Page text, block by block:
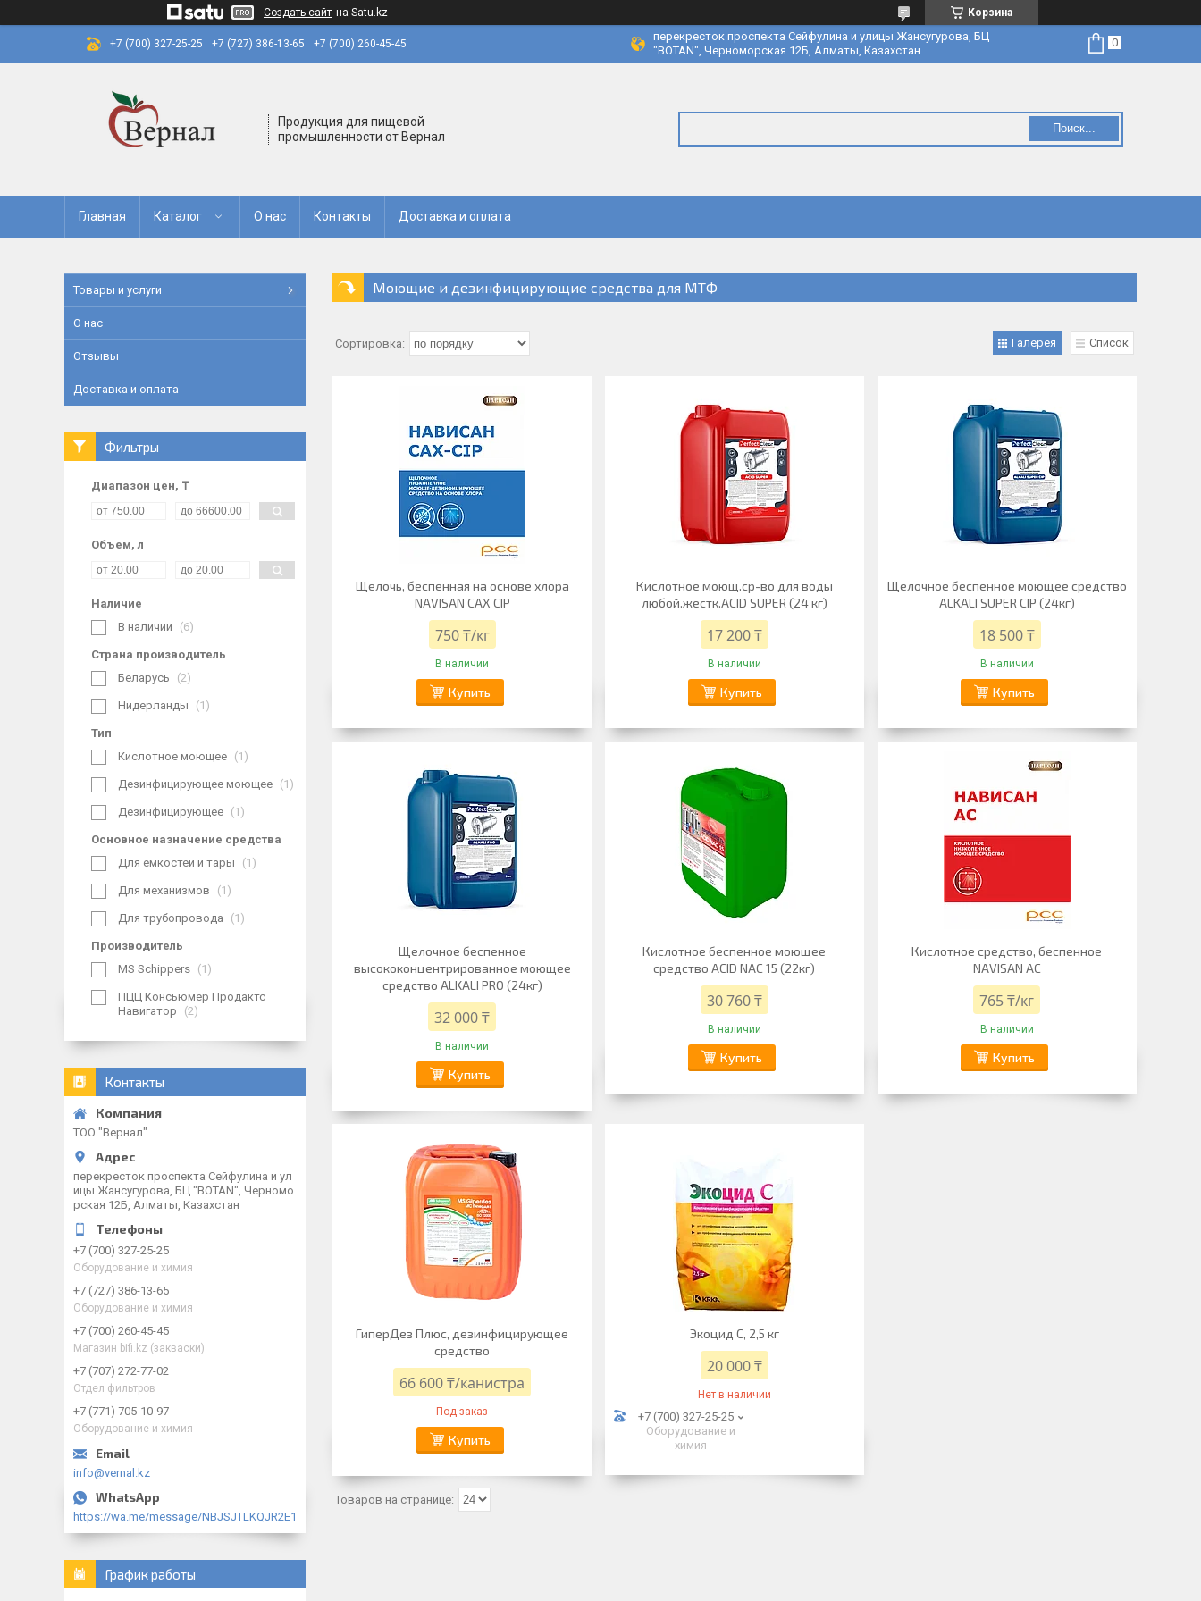
Создать сайт на Satu.kz Корзина
+7 (700) 327-25-25 +7 (727) 386-13-65 +7 (700) 260-45-45
перекресток проспекта Сейфулина и улицы Жансугурова, БЦ
"BOTAN", Черноморская 12Б, Алматы, Казахстан
Продукция для пищевой
промышленности от Вернал
Поиск...
Главная Каталог О нас Контакты Доставка и оплата
Моющие и дезинфицирующие средства для МТФ
Галерея Список
Щелочь, беспенная на основе хлора
NAVISAN CAX CIP
750 ₸/кг
В наличии
Купить
Кислотное моющ.ср-во для воды
любой.жестк.ACID SUPER (24 кг)
17 200 ₸
В наличии
Купить
Щелочное беспенное моющее средство
ALKALI SUPER CIP (24кг)
18 500 ₸
В наличии
Купить
Щелочное беспенное
высококонцентрированное моющее
средство ALKALI PRO (24кг)
32 000 ₸
В наличии
Купить
Кислотное беспенное моющее
средство ACID NAC 15 (22кг)
30 760 ₸
В наличии
Купить
Кислотное средство, беспенное
NAVISAN AC
765 ₸/кг
В наличии
Купить
ГиперДез Плюс, дезинфицирующее
средство
66 600 ₸/канистра
Под заказ
Купить
Экоцид С, 2,5 кг
20 000 ₸
Нет в наличии
+7 (700) 327-25-25
Оборудование и
химия
Товары и услуги
О нас
Отзывы
Доставка и оплата
Фильтры
Диапазон цен, ₸
Объем, л
Наличие
В наличии
6
Страна производитель
Беларусь
2
Нидерланды 1
Тип
Кислотное моющее
1
Дезинфицирующее моющее 1
Дезинфицирующее 1
Основное назначение средства
Для емкостей и тары
1
Для механизмов 1
Для трубопровода 1
Производитель
MS Schippers
1
ПЦЦ Консьюмер Продактс
Навигатор
2
Контакты
ТОО "Вернал"
перекресток проспекта Сейфулина и ул
ицы Жансугурова, БЦ "BOTAN", Черномо
рская 12Б, Алматы, Казахстан
+7 (700) 327-25-25
Оборудование и химия
+7 (727) 386-13-65
Оборудование и химия
+7 (700) 260-45-45
Магазин bifi.kz (закваски)
+7 (707) 272-77-02
Отдел фильтров
+7 (771) 705-10-97
Оборудование и химия
info@vernal.kz
https://wa.me/message/NBJSJTLKQJR2E1
График работы